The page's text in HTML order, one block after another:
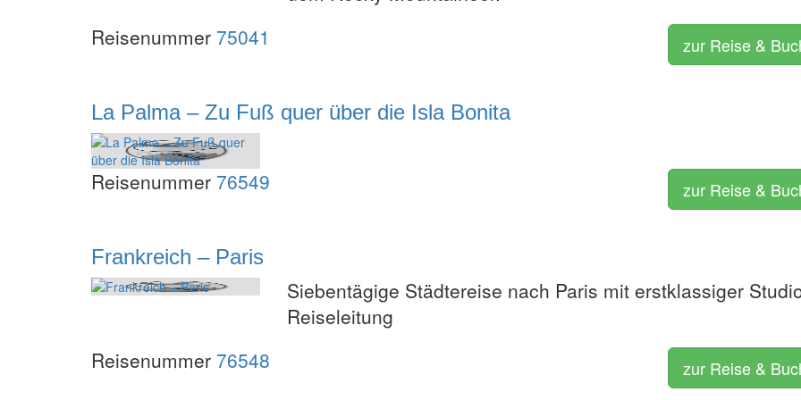
Reisenummer 75041 zur Reise &
La Palma – Zu Fuß quer über die Isla Bonita
Reisenummer 76549 zur Reise &
Frankreich – Paris
Siebentägige Städtereise nach Paris mit erstklassiger
Reiseleitung
Reisenummer 76548 zur Reise &